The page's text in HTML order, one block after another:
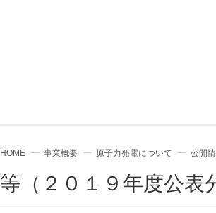
HOME 事業概要 原子力発電について 公開
等（２０１９年度公表